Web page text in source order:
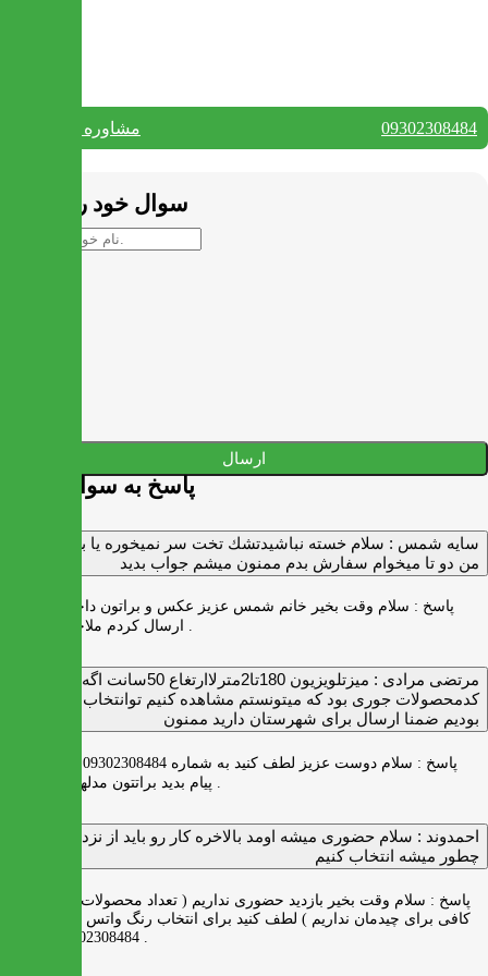
مشاوره واتس آپ 09302308484
سوال خود را بپرسید
ارسال
پاسخ به سوالات شما
سايه شمس : سلام خسته نباشيدتشك تخت سر نميخوره يا برنميگرده
من دو تا ميخوام سفارش بدم ممنون ميشم جواب بديد
پاسخ : سلام وقت بخیر خانم شمس عزیز عکس و براتون داخل واتس اپ
ارسال کردم ملاحظه بفرمایید .
مرتضی مرادی :
میزتلویزیون 180تا2مترلاارتغاع 50سانت اگه
کدمحصولات جوری بود که میتونستم مشاهده کنیم توانتخاب راحت‌تر
بودیم ضمنا ارسال برای شهرستان دارید ممنون
پاسخ :
احمدوند : سلام حضوری میشه اومد بالاخره کار رو باید از نزدیک دید
چطور میشه انتخاب کنیم
پاسخ : سلام وقت بخیر بازدید حضوری نداریم ( تعداد محصولات زیاد و فضای
کافی برای چیدمان نداریم ) لطف کنید برای انتخاب رنگ واتس اپ به شماره
09302308484 پیام بدید .